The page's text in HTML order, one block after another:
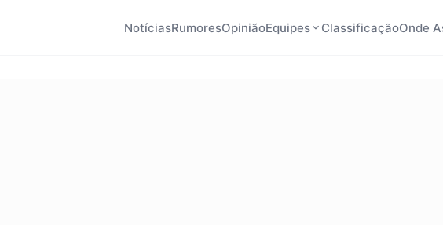
NotíciasRumoresOpiniãoEquipes ClassificaçãoOnde